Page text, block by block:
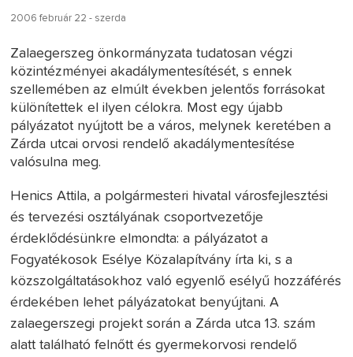
2006 február 22 - szerda
Zalaegerszeg önkormányzata tudatosan végzi
közintézményei akadálymentesítését, s ennek
szellemében az elmúlt években jelentős forrásokat
különítettek el ilyen célokra. Most egy újabb
pályázatot nyújtott be a város, melynek keretében a
Zárda utcai orvosi rendelő akadálymentesítése
valósulna meg.
Henics Attila, a polgármesteri hivatal városfejlesztési
és tervezési osztályának csoportvezetője
érdeklődésünkre elmondta: a pályázatot a
Fogyatékosok Esélye Közalapítvány írta ki, s a
közszolgáltatásokhoz való egyenlő esélyű hozzáférés
érdekében lehet pályázatokat benyújtani. A
zalaegerszegi projekt során a Zárda utca 13. szám
alatt található felnőtt és gyermekorvosi rendelő